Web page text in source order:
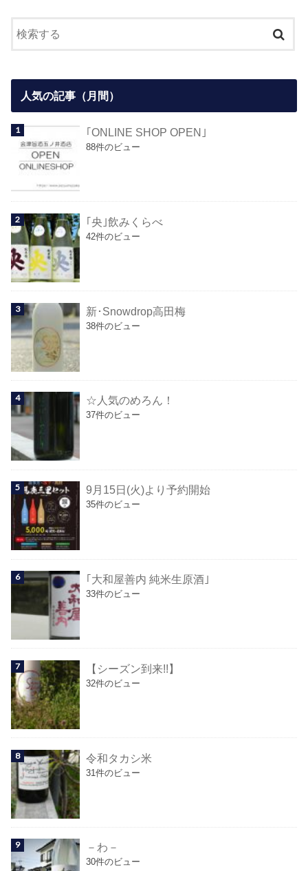
人気の記事（月間）
｢ONLINE SHOP OPEN｣
88件のビュー
｢央｣飲みくらべ
42件のビュー
新･Snowdrop高田梅
38件のビュー
☆人気のめろん！
37件のビュー
9月15日(火)より予約開始
35件のビュー
｢大和屋善内 純米生原酒｣
33件のビュー
【シーズン到来!!】
32件のビュー
令和タカシ米
31件のビュー
－わ－
30件のビュー